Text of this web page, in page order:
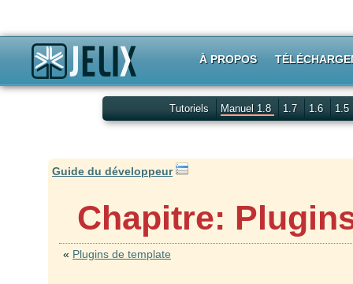
À PROPOS
Tutoriels Manuel 1.8 1.7 1.6 1.5
Guide du développeur
Chapitre:
« Plugins de template